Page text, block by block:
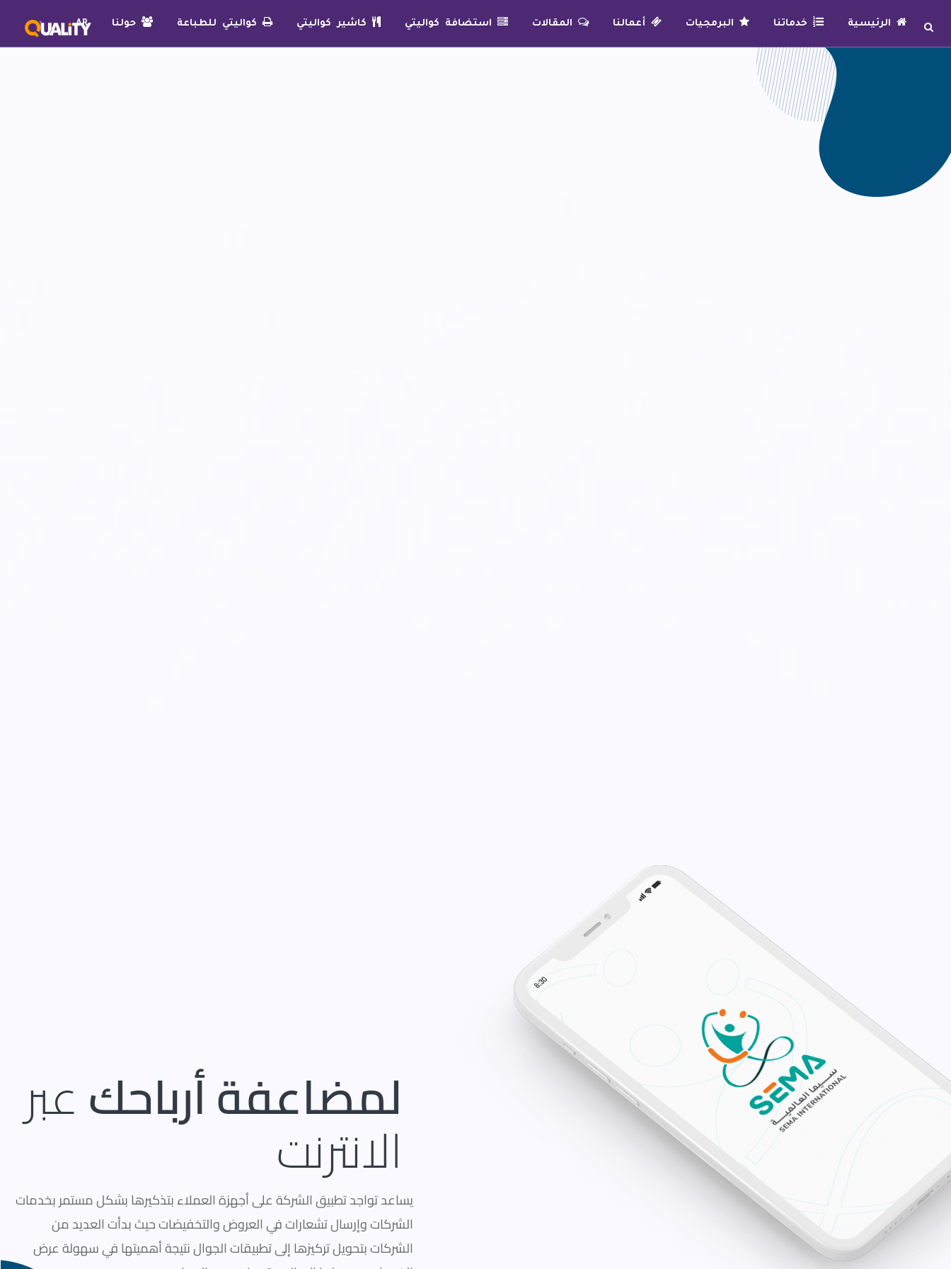
الرئيسية خدماتنا البرمجيات أعمالنا المقالات استضافة كواليتي كاشير كواليتي كواليتي للطباعة حولنا AR
لمضاعفة أرباحكعبر
الانترنت
يساعد تواجد تطبيق الشركة على أجهزة العملاء بتذكيرها بشكل مستمر بخدمات
الشركات وإرسال تشعارات في العروض والتخفيضات حيث بدأت العديد من
الشركات بتحويل تركيزها إلى تطبيقات الجوال نتيجة أهميتها في سهولة عرض